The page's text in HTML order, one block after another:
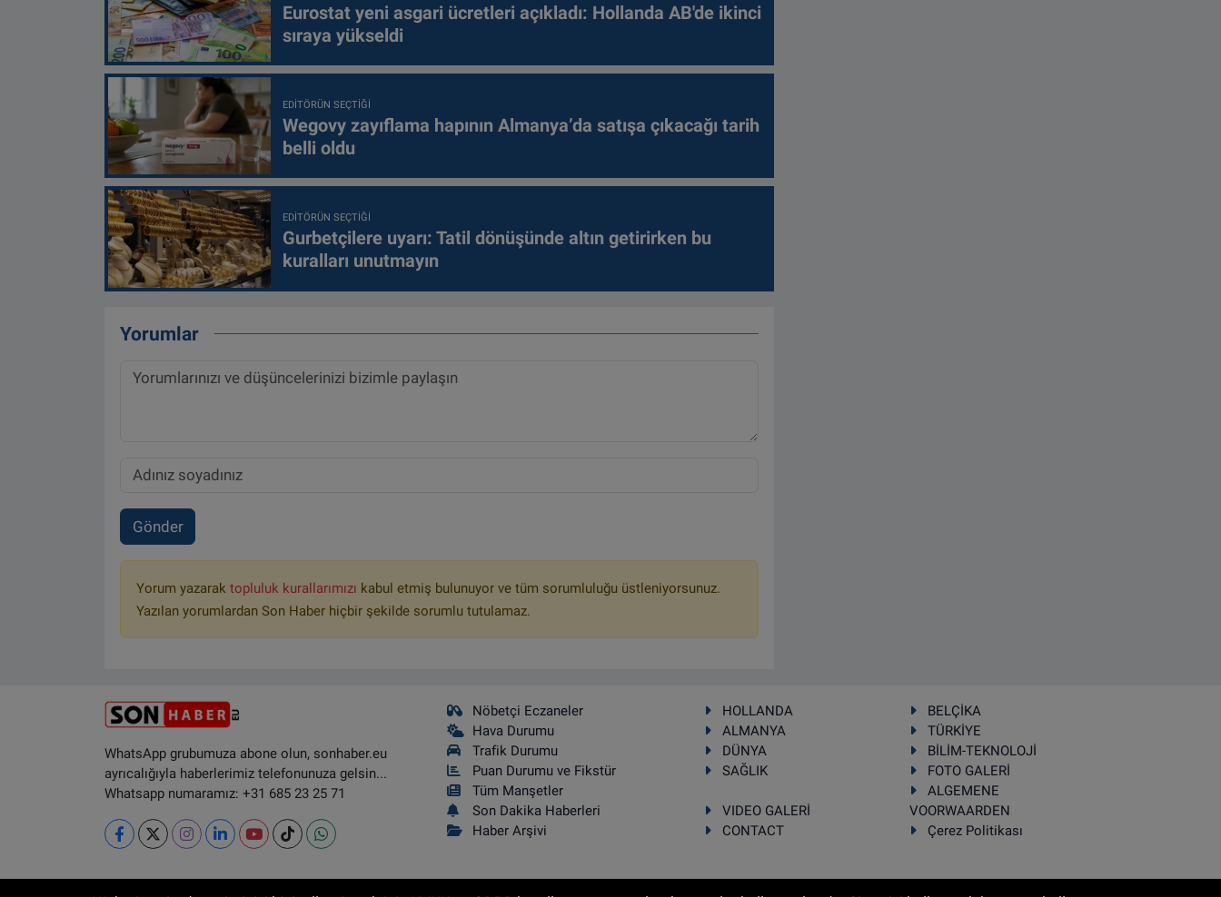
Eurostat yeni asgari ücretleri açıkladı: Hollanda AB'de ikinci
sıraya yükseldi
EDITÖRÜN SEÇTIĞI
Wegovy zayıflama hapının Almanya’da satışa çıkacağı tarih
belli oldu
EDITÖRÜN SEÇTIĞI
Gurbetçilere uyarı: Tatil dönüşünde altın getirirken bu
kuralları unutmayın
Yorumlar
Gönder
Yorum yazarak topluluk kurallarımızı kabul etmiş bulunuyor ve tüm sorumluluğu üstleniyorsunuz.
Yazılan yorumlardan Son Haber hiçbir şekilde sorumlu tutulamaz.
WhatsApp grubumuza abone olun, sonhaber.eu
ayrıcalığıyla haberlerimiz telefonunuza gelsin...
Whatsapp numaramız: +31 685 23 25 71
Nöbetçi Eczaneler
Hava Durumu
Trafik Durumu
Puan Durumu ve Fikstür
Tüm Manşetler
Son Dakika Haberleri
Haber Arşivi
HOLLANDA
BELÇİKA
ALMANYA
TÜRKİYE
DÜNYA
BİLİM-TEKNOLOJİ
SAĞLIK
FOTO GALERİ
VIDEO GALERİ
ALGEMENE
VOORWAARDEN
CONTACT
Çerez Politikası